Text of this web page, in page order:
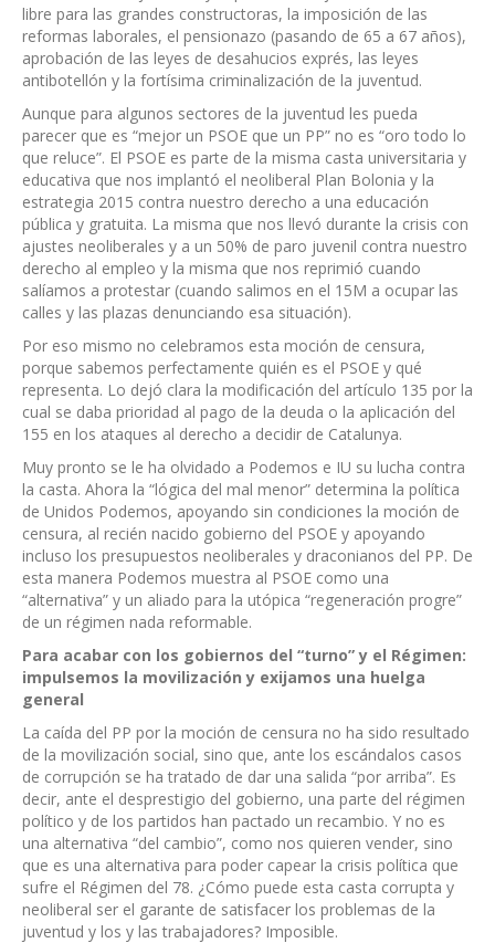
libre para las grandes constructoras, la imposición de las
reformas laborales, el pensionazo (pasando de 65 a 67 años),
aprobación de las leyes de desahucios exprés, las leyes
antibotellón y la fortísima criminalización de la juventud.
Aunque para algunos sectores de la juventud les pueda
parecer que es “mejor un PSOE que un PP” no es “oro todo lo
que reluce”. El PSOE es parte de la misma casta universitaria y
educativa que nos implantó el neoliberal Plan Bolonia y la
estrategia 2015 contra nuestro derecho a una educación
pública y gratuita. La misma que nos llevó durante la crisis con
ajustes neoliberales y a un 50% de paro juvenil contra nuestro
derecho al empleo y la misma que nos reprimió cuando
salíamos a protestar (cuando salimos en el 15M a ocupar las
calles y las plazas denunciando esa situación).
Por eso mismo no celebramos esta moción de censura,
porque sabemos perfectamente quién es el PSOE y qué
representa. Lo dejó clara la modificación del artículo 135 por la
cual se daba prioridad al pago de la deuda o la aplicación del
155 en los ataques al derecho a decidir de Catalunya.
Muy pronto se le ha olvidado a Podemos e IU su lucha contra
la casta. Ahora la “lógica del mal menor” determina la política
de Unidos Podemos, apoyando sin condiciones la moción de
censura, al recién nacido gobierno del PSOE y apoyando
incluso los presupuestos neoliberales y draconianos del PP. De
esta manera Podemos muestra al PSOE como una
“alternativa” y un aliado para la utópica “regeneración progre”
de un régimen nada reformable.
Para acabar con los gobiernos del “turno” y el Régimen:
impulsemos la movilización y exijamos una huelga
general
La caída del PP por la moción de censura no ha sido resultado
de la movilización social, sino que, ante los escándalos casos
de corrupción se ha tratado de dar una salida “por arriba”. Es
decir, ante el desprestigio del gobierno, una parte del régimen
político y de los partidos han pactado un recambio. Y no es
una alternativa “del cambio”, como nos quieren vender, sino
que es una alternativa para poder capear la crisis política que
sufre el Régimen del 78. ¿Cómo puede esta casta corrupta y
neoliberal ser el garante de satisfacer los problemas de la
juventud y los y las trabajadores? Imposible.